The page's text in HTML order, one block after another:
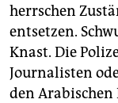
herrschen
entsetzen.
Knast. Die
Journalisten
den